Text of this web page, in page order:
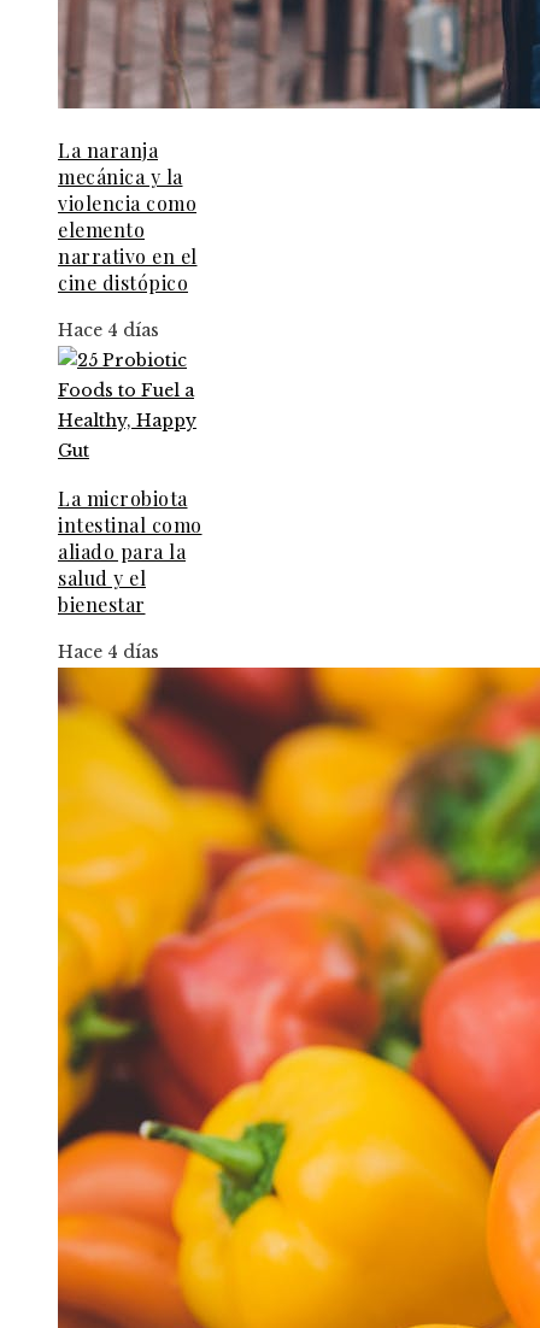
La naranja
mecánica y la
violencia como
elemento
narrativo en el
cine distópico
Hace 4 días
La microbiota
intestinal como
aliado para la
salud y el
bienestar
Hace 4 días